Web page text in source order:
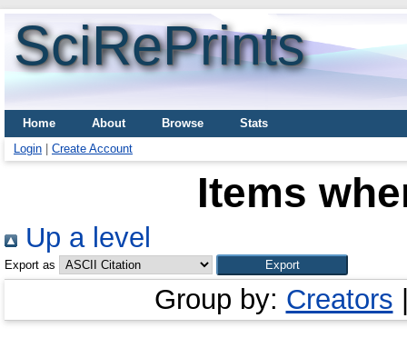
SciRePrints
Home About Browse
Stats
Login
Create Account
Items
Up a level
Export as
Group by: Creators